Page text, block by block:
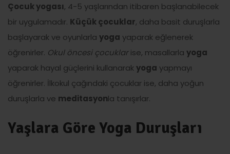
Çocuk yogası, 4-5 yaşlarından itibaren başlanabilecek
bir uygulamadır. Küçük çocuklar, daha basit duruşlarla
başlayarak ve oyunlarla yoga yaparak eğlenerek
öğrenirler. Okul öncesi çocuklarise, masallarla yoga
yaparak hayal güçlerini kullanarakyoga yapmayı
öğrenirler. İlkokul çağındaki çocuklar ise, daha yoğun
duruşlarla ve meditasyonla tanışırlar.
Yaşlara Göre Yoga Duruşları